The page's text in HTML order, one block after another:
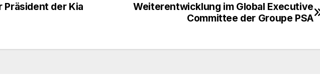
Weiterentwicklung im Global Executive
Committee der Groupe PSA
Präsident der Kia